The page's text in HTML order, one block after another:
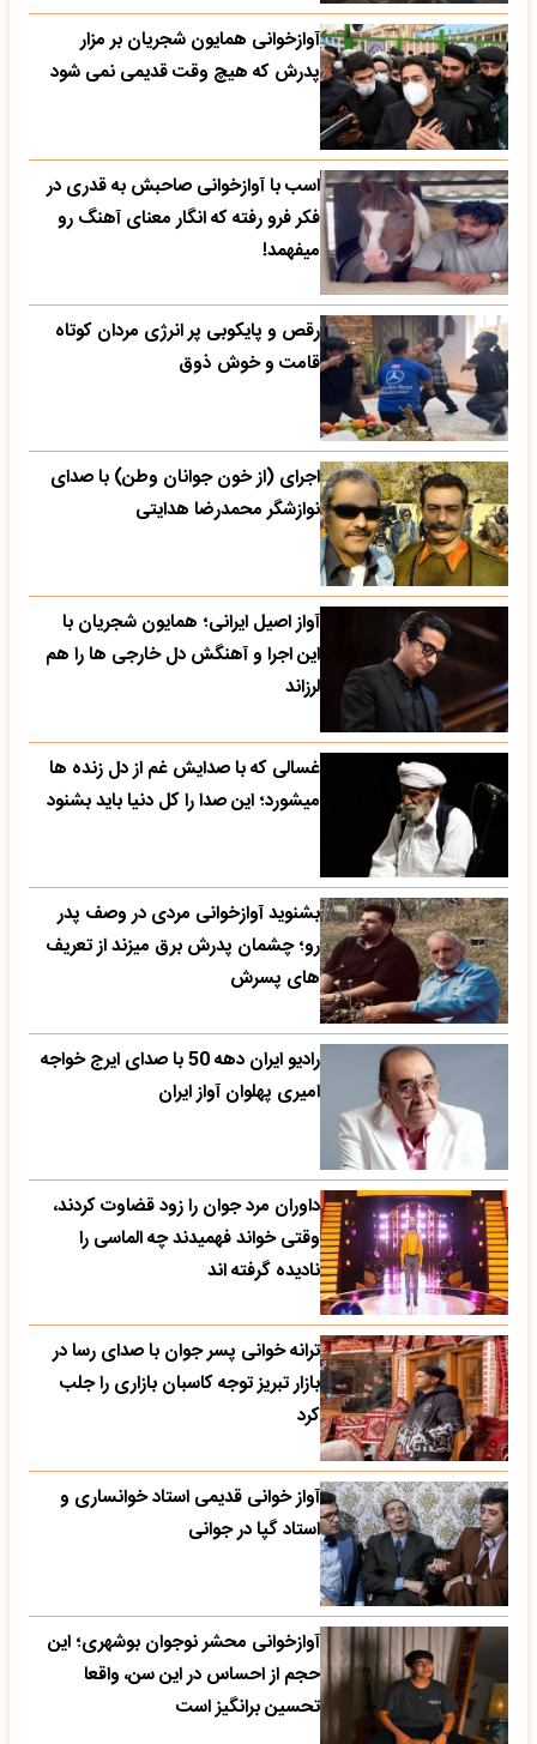
آوازخوانی همایون شجریان بر مزار
پدرش که هیچ وقت قدیمی نمی شود
اسب با آوازخوانی صاحبش به قدری در
فکر فرو رفته که انگار معنای آهنگ رو
میفهمد!
رقص و پایکوبی پر انرژی مردان کوتاه
قامت و خوش ذوق
اجرای (از خون جوانان وطن) با صدای
نوازشگر محمدرضا هدایتی
آواز اصیل ایرانی؛ همایون شجریان با
این اجرا و آهنگش دل خارجی ها را هم
لرزاند
غسالی که با صدایش غم از دل زنده ها
میشورد؛ این صدا را کل دنیا باید بشنود
بشنوید آوازخوانی مردی در وصف پدر
رو؛ چشمان پدرش برق میزند از تعریف
های پسرش
رادیو ایران دهه 50 با صدای ایرج خواجه
امیری پهلوان آواز ایران
داوران مرد جوان را زود قضاوت کردند،
وقتی خواند فهمیدند چه الماسی را
نادیده گرفته اند
ترانه خوانی پسر جوان با صدای رسا در
بازار تبریز توجه کاسبان بازاری را جلب
کرد
آواز خوانی قدیمی استاد خوانساری و
استاد گپا در جوانی
آوازخوانی محشر نوجوان بوشهری؛ این
حجم از احساس در این سن، واقعا
تحسین‌ برانگیز است